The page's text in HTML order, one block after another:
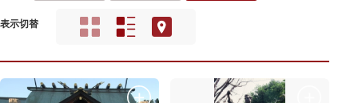
表示切替